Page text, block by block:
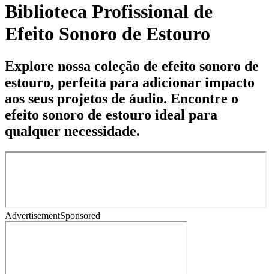
Biblioteca Profissional de
Efeito Sonoro de Estouro
Explore nossa coleção de efeito sonoro de
estouro, perfeita para adicionar impacto
aos seus projetos de áudio. Encontre o
efeito sonoro de estouro ideal para
qualquer necessidade.
AdvertisementSponsored